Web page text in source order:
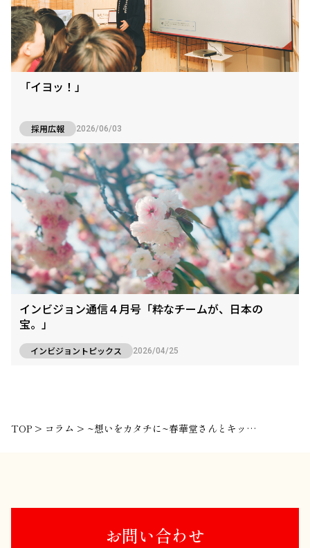
「イヨッ！」
採用広報 2026/06/03
インビジョン通信４月号「粋なチームが、日本の
宝。」
インビジョントピックス 2026/04/25
TOP > コラム > ~想いをカタチに~春華堂さんとキックオフ！
お問い合わせ